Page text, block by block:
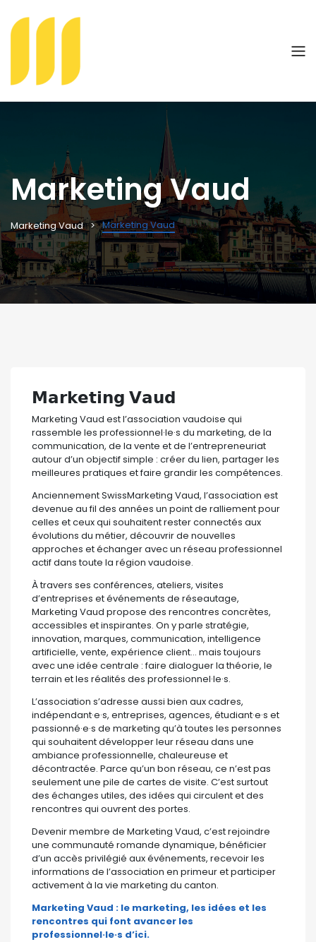
Marketing Vaud
Marketing Vaud Marketing Vaud
𝗠𝗮𝗿𝗸𝗲𝘁𝗶𝗻𝗴 𝗩𝗮𝘂𝗱
Marketing Vaud est l’association vaudoise qui
rassemble les professionnel·le·s du marketing, de la
communication, de la vente et de l’entrepreneuriat
autour d’un objectif simple : créer du lien, partager les
meilleures pratiques et faire grandir les compétences.
Anciennement SwissMarketing Vaud, l’association est
devenue au fil des années un point de ralliement pour
celles et ceux qui souhaitent rester connectés aux
évolutions du métier, découvrir de nouvelles
approches et échanger avec un réseau professionnel
actif dans toute la région vaudoise.
À travers ses conférences, ateliers, visites
d’entreprises et événements de réseautage,
Marketing Vaud propose des rencontres concrètes,
accessibles et inspirantes. On y parle stratégie,
innovation, marques, communication, intelligence
artificielle, vente, expérience client… mais toujours
avec une idée centrale : faire dialoguer la théorie, le
terrain et les réalités des professionnel·le·s.
L’association s’adresse aussi bien aux cadres,
indépendant·e·s, entreprises, agences, étudiant·e·s et
passionné·e·s de marketing qu’à toutes les personnes
qui souhaitent développer leur réseau dans une
ambiance professionnelle, chaleureuse et
décontractée. Parce qu’un bon réseau, ce n’est pas
seulement une pile de cartes de visite. C’est surtout
des échanges utiles, des idées qui circulent et des
rencontres qui ouvrent des portes.
Devenir membre de Marketing Vaud, c’est rejoindre
une communauté romande dynamique, bénéficier
d’un accès privilégié aux événements, recevoir les
informations de l’association en primeur et participer
activement à la vie marketing du canton.
Marketing Vaud : le marketing, les idées et les
rencontres qui font avancer les
professionnel·le·s d’ici.